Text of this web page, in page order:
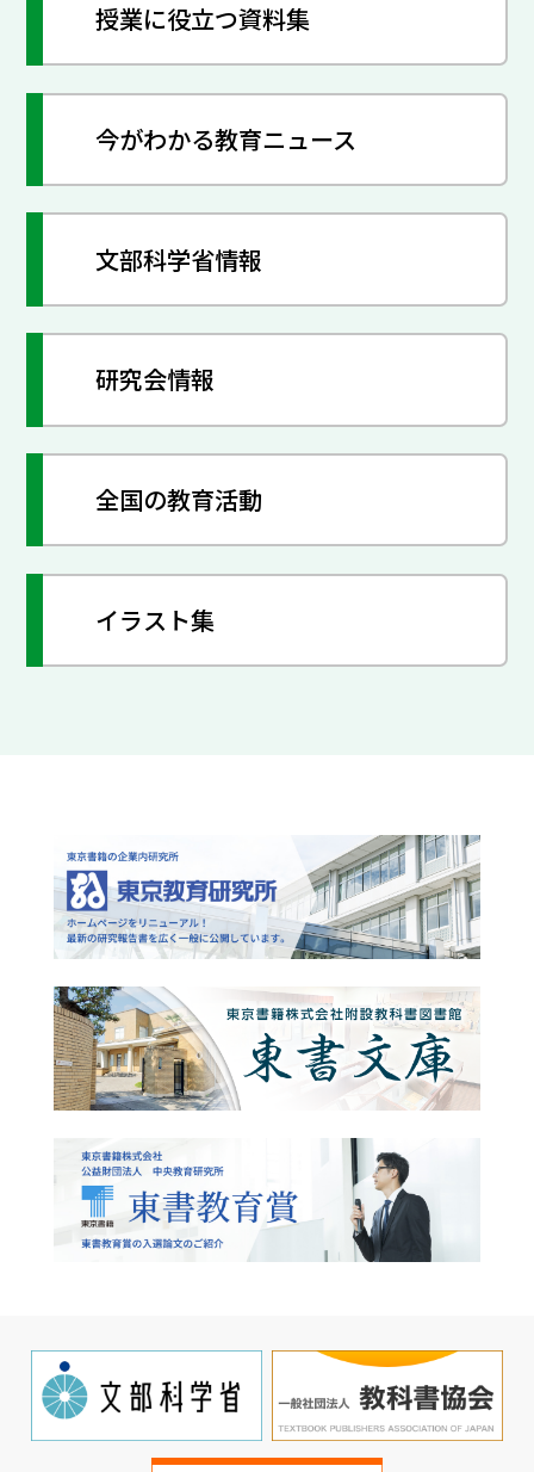
授業に役立つ資料集
今がわかる教育ニュース
文部科学省情報
研究会情報
全国の教育活動
イラスト集